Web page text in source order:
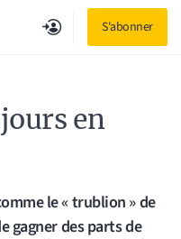
S'abonner
en
le « trublion » de
gagner des parts de